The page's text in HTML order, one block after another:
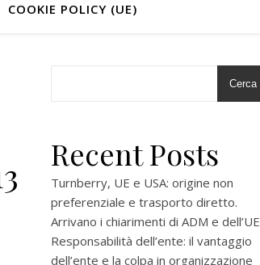
COOKIE POLICY (UE)
Cerca
Recent Posts
Turnberry, UE e USA: origine non
preferenziale e trasporto diretto.
Arrivano i chiarimenti di ADM e dell’UE
Responsabilità dell’ente: il vantaggio
dell’ente e la colpa in organizzazione